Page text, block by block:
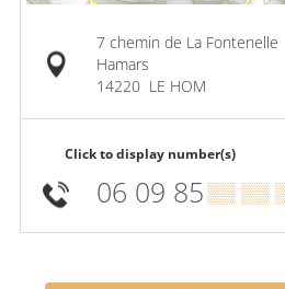
7 chemin de La Fontenelle
Hamars
14220 LE HOM
Click to display number(s)
06 09 85▒▒ ▒▒